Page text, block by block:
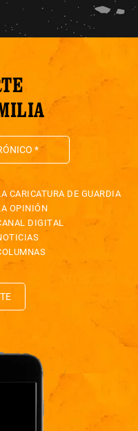
CARICATURA DE GUARDIA
OPINIÓN
DIGITAL